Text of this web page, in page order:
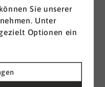
Sie unserer
Unter
Optionen ein